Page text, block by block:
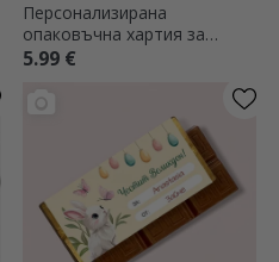
Персонализирана
опаковъчна хартия за
подаръци с текст -
5.99 €